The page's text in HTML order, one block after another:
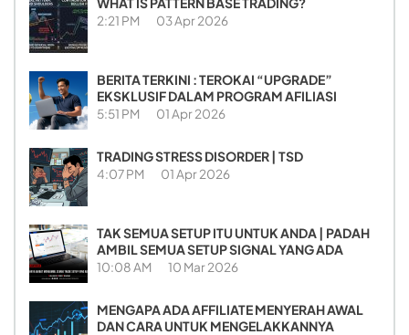
2:21 PM 03 Apr 2026
BERITA TERKINI : TEROKAI “UPGRADE”
EKSKLUSIF DALAM PROGRAM AFILIASI
5:51 PM 01 Apr 2026
TRADING STRESS DISORDER | TSD
4:07 PM 01 Apr 2026
TAK SEMUA SETUP ITU UNTUK ANDA | PADAH
AMBIL SEMUA SETUP SIGNAL YANG ADA
10:08 AM 10 Mar 2026
MENGAPA ADA AFFILIATE MENYERAH AWAL
DAN CARA UNTUK MENGELAKKANNYA